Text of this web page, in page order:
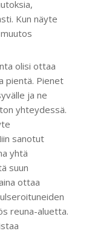
Kun näyte
olisi ottaa
pientä. Pienet
ja ne
yhteydessä.
sanotut
yhtä
suun
ottaa
reuna-aluetta.